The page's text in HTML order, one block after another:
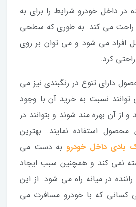
در داخل خودرو شرایط را برای به
راحت می کند. به طوری که سطحی
می شود و می توان بر روی
کرد.
دارای تنوع در رنگبندی نیز می
توانند نسبت به خرید آن با وجود
و از آن بهره مند شوند و بتوانند در
استفاده نمایند. بهترین
بادی داخل خودرو به دست می
نمی کند و همچنین سبب ایجاد
در میانه راه می شود. از این
کسانی که با خودرو مسافرت می